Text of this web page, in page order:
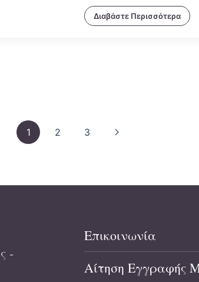
Διαβάστε Περισσότερα
1 2 3
-
Επικοινωνία
Αίτηση Εγγραφής